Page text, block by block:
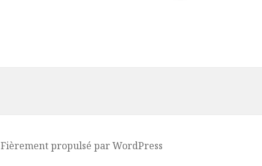
Fièrement propulsé par WordPress